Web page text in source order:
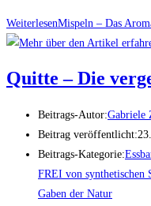
WeiterlesenMispeln – Das
Quitte – Die
Beitrags-Autor:Gabriele
Beitrag veröffentlicht:
Beitrags-Kategorie:
FREI von synthetischen
Gaben der Natur